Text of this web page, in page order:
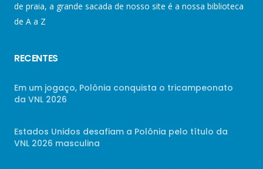
de praia, a grande sacada de nosso site é a nossa biblioteca
de A a Z
RECENTES
Em um jogaço, Polônia conquista o tricampeonato
da VNL 2026
Estados Unidos desafiam a Polônia pelo título da
VNL 2026 masculina